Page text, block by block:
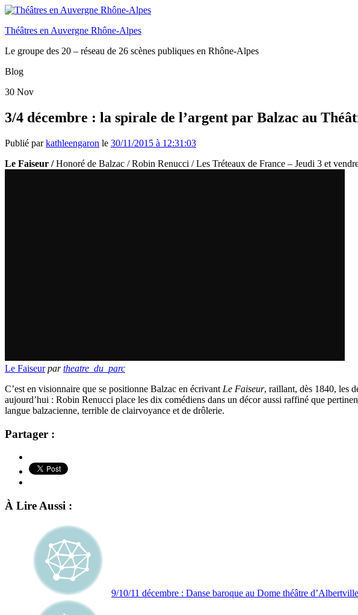
Théâtres en Auvergne Rhône-Alpes
Le groupe des 20 – réseau de 26 scènes publiques en Rhône-Alpes
Blog
30 Nov
3/4 décembre : la spirale de l’argent par Balzac au
Publié parkathleengaron le 30/11/2015 à 12:31:03
Le Faiseur /Honoré de Balzac / Robin Renucci / Les Tréteaux de France – Jeudi 3 et
Le Faiseur partheatre_du_parc
C’est en visionnaire que se positionne Balzac en écrivant Le Faiseur, raillant, dès 1840, les
aujourd’hui : Robin Renucci place les dix comédiens dans un décor aussi raffiné que
langue balzacienne, terrible de clairvoyance et de drôlerie.
Partager :
À Lire Aussi :
9/10/11 décembre : Danse baroque au Dome théâtre d’Albertville